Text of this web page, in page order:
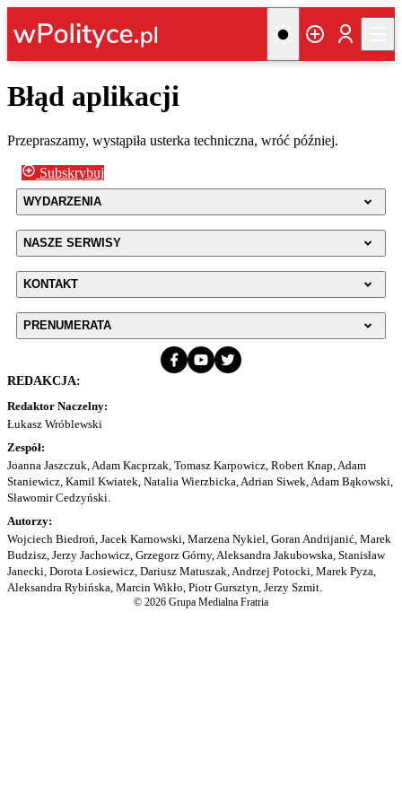
Błąd aplikacji
Przepraszamy, wystąpiła usterka techniczna, wróć później.
Subskrybuj
WYDARZENIA
NASZE SERWISY
KONTAKT
PRENUMERATA
REDAKCJA:
Redaktor Naczelny:
Łukasz Wróblewski
Zespół:
Joanna Jaszczuk, Adam Kacprzak, Tomasz Karpowicz, Robert Knap, Adam
Staniewicz, Kamil Kwiatek, Natalia Wierzbicka, Adrian Siwek, Adam Bąkowski,
Sławomir Cedzyński.
Autorzy:
Wojciech Biedroń, Jacek Karnowski, Marzena Nykiel, Goran Andrijanić, Marek
Budzisz, Jerzy Jachowicz, Grzegorz Górny, Aleksandra Jakubowska, Stanisław
Janecki, Dorota Łosiewicz, Dariusz Matuszak, Andrzej Potocki, Marek Pyza,
Aleksandra Rybińska, Marcin Wikło, Piotr Gursztyn, Jerzy Szmit.
© 2026 Grupa Medialna Fratria